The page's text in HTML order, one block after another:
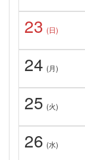
23 (日)
24 (月)
25 (火)
26 (水)